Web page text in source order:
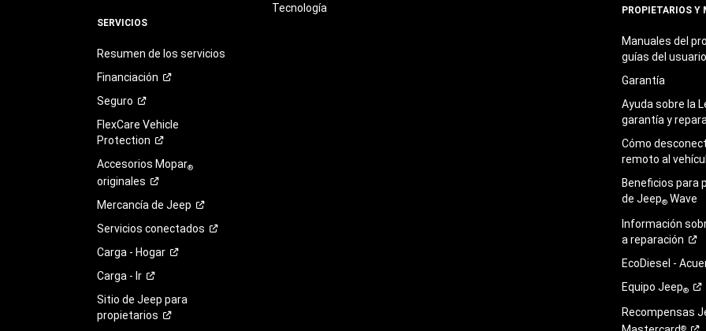
SERVICIOS
Resumen de los servicios
Financiación
Seguro
FlexCare Vehicle
Protection
Accesorios Mopar®
originales
Mercancía de Jeep
Servicios conectados
Carga - Hogar
Carga - Ir
Sitio de Jeep para
propietarios
Tecnología
PROPIETARIOS Y
Manuales del
guías delusuario
Garantía
Ayuda sobre la
garantía y
Cómo
remoto al
Beneficios para
de Jeep® Wave
Información
areparación
EcoDiesel -
Equipo Jeep®
Recompensas
®